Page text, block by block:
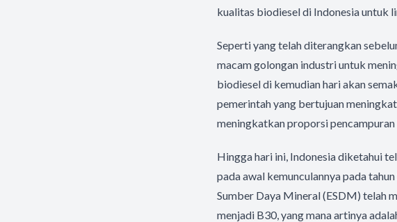
kualitas biodiesel di Indonesia untuk
Seperti yang telah diterangkan
macam golongan industri untuk
biodiesel di kemudian hari akan
pemerintah yang bertujuan
meningkatkan proporsi
Hingga hari ini, Indonesia diketahui
pada awal kemunculannya pada
Sumber Daya Mineral (ESDM) telah
menjadi B30, yang mana artinya